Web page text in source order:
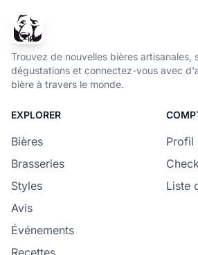
Trouvez de nouvelles bières artisanales,
dégustations et connectez-vous avec
bière à travers le monde.
EXPLORER
Bières
Brasseries
Styles
Avis
Événements
Recettes
Profil
Liste